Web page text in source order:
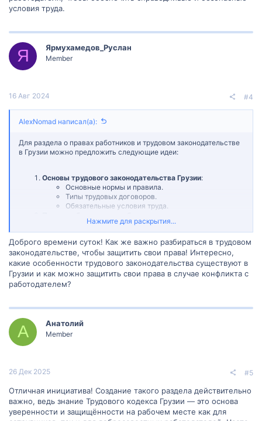
условия труда.
Я Ярмухамедов_Руслан
Member
16 Авг 2024 #4
AlexNomad написал(а):
Для раздела о правах работников и трудовом законодательстве
в Грузии можно предложить следующие идеи:
Основы трудового законодательства Грузии:
Основные нормы и правила.
Типы трудовых договоров.
Обязательные условия труда.
Условия труда и охрана труда.
Процедуры увольнения и найма.
Ответственность перед работниками.
Права и обязанности работников:
Отпуска и больничные.
Гарантии при увольнении.
Трудовые споры и их разрешение.
Социальные гарантии и компенсации:
Пенсионное обеспечение.
Медицинская страховка и социальное
обеспечение.
Трудовые споры:
Как правильно обратиться в суд.
Примеры решения трудовых конфликтов.
Нажмите для раскрытия...
Доброго времени суток! Как же важно разбираться в трудовом
законодательстве, чтобы защитить свои права! Интересно,
какие особенности трудового законодательства существуют в
Грузии и как можно защитить свои права в случае конфликта с
работодателем?
А Анатолий
Member
26 Дек 2025 #5
Отличная инициатива! Создание такого раздела действительно
важно, ведь знание Трудового кодекса Грузии — это основа
уверенности и защищённости на рабочем месте как для